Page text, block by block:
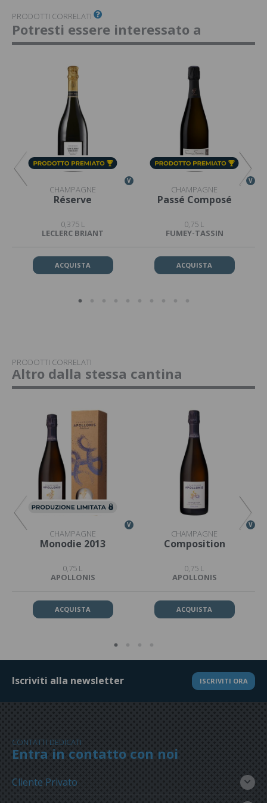
PRODOTTI CORRELATI
Potresti essere interessato a
V
CHAMPAGNE
Réserve
0,375 L
LECLERC BRIANT
ACQUISTA
V
CHAMPAGNE
Passé Composé
0,75 L
FUMEY-TASSIN
ACQUISTA
PRODOTTI CORRELATI
Altro dalla stessa cantina
V
CHAMPAGNE
Monodie 2013
0,75 L
APOLLONIS
ACQUISTA
V
CHAMPAGNE
Composition
0,75 L
APOLLONIS
ACQUISTA
Iscriviti alla newsletter ISCRIVITI ORA
CONTATTI DEDICATI
Entra in contatto con noi
Cliente Privato